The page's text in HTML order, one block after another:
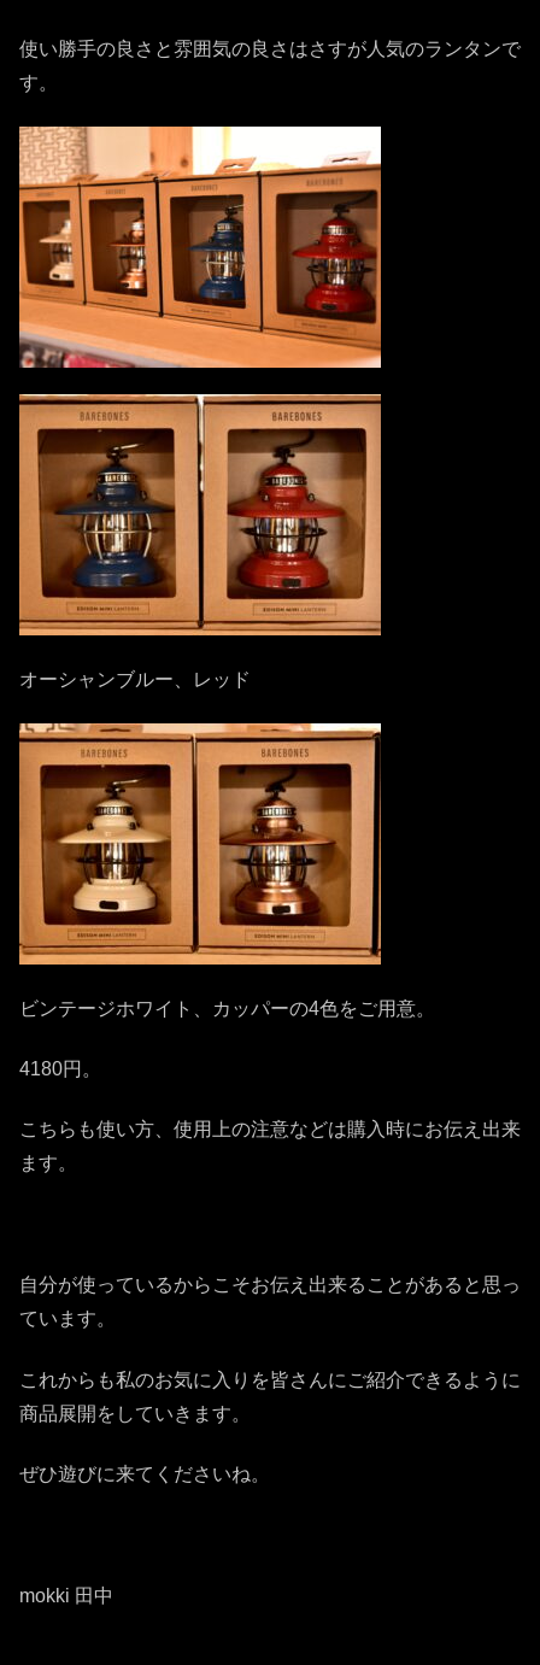
使い勝手の良さと雰囲気の良さはさすが人気のランタンで
す。
オーシャンブルー、レッド
ビンテージホワイト、カッパーの4色をご用意。
4180円。
こちらも使い方、使用上の注意などは購入時にお伝え出来
ます。
自分が使っているからこそお伝え出来ることがあると思っ
ています。
これからも私のお気に入りを皆さんにご紹介できるように
商品展開をしていきます。
ぜひ遊びに来てくださいね。
mokki 田中